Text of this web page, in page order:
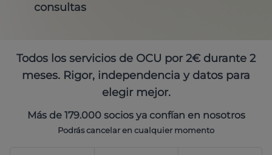
consultas
Todos los servicios de OCU por 2€ durante 2
meses. Rigor, independencia y datos para
elegir mejor.
Más de 179.000 socios ya confían en nosotros
Podrás cancelar en cualquier momento